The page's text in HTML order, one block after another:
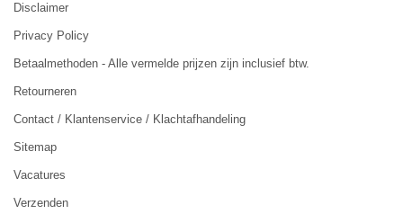
Disclaimer
Privacy Policy
Betaalmethoden - Alle vermelde prijzen zijn inclusief btw.
Retourneren
Contact / Klantenservice / Klachtafhandeling
Sitemap
Vacatures
Verzenden